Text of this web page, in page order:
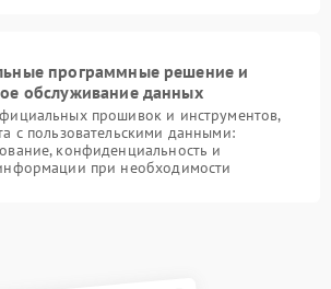
программные решение и
обслуживание данных
прошивок и инструментов,
с пользовательскими данными:
конфиденциальность и
при необходимости